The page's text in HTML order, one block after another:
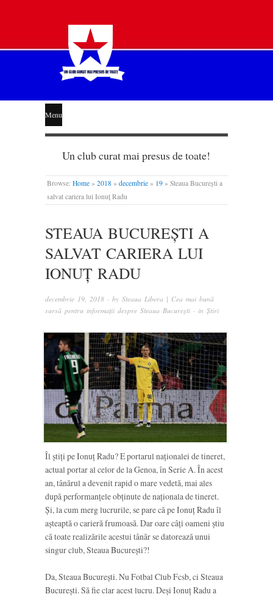
STEAUA
LIBERĂ
Menu
Un club curat mai presus de toate!
Browse: Home » 2018 » decembrie » 19 » Steaua București a
salvat cariera lui Ionuț Radu
STEAUA BUCUREȘTI A
SALVAT CARIERA LUI
IONUȚ RADU
decembrie 19, 2018 · by Steaua Libera | Cea mai bună
sursă pentru informații despre Steaua București · in Știri
Îl știți pe Ionuț Radu? E portarul naționalei de tineret,
actual portar al celor de la Genoa, în Serie A. În acest
an, tânărul a devenit rapid o mare vedetă, mai ales
după performanțele obținute de naționala de tineret.
Și, la cum merg lucrurile, se pare că pe Ionuț Radu îl
așteaptă o carieră frumoasă. Dar oare câți oameni știu
că toate realizările acestui tânăr se datorează unui
singur club, Steaua București?!
Da, Steaua București. Nu Fotbal Club Fcsb, ci Steaua
București. Să fie clar acest lucru. Deși Ionuț Radu a